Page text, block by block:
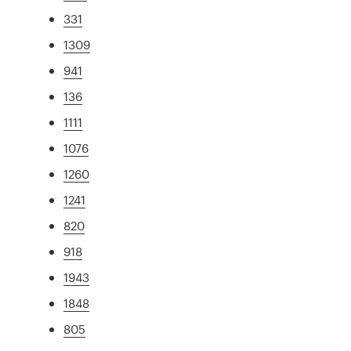
331
1309
941
136
1111
1076
1260
1241
820
918
1943
1848
805